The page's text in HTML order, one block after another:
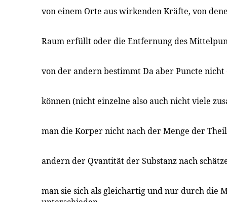
von einem Orte aus wirkenden Kräfte, von
Raum erfüllt oder die Entfernung des
von der andern bestimmt Da aber Puncte
können (nicht einzelne also auch nicht viele
man die Korper nicht nach der Menge der
andern der Qvantität der Substanz nach
man sie sich als gleichartig und nur durch die